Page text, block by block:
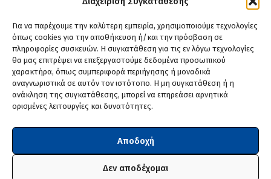
Για να παρέχουμε την καλύτερη εμπειρία, χρησιμοποιούμε τεχνολογίες
όπως cookies για την αποθήκευση ή/και την πρόσβαση σε
πληροφορίες συσκευών. Η συγκατάθεση για τις εν λόγω τεχνολογίες
θα μας επιτρέψει να επεξεργαστούμε δεδομένα προσωπικού
χαρακτήρα, όπως συμπεριφορά περιήγησης ή μοναδικά
αναγνωριστικά σε αυτόν τον ιστότοπο. Η μη συγκατάθεση ή η
ανάκληση της συγκατάθεσης, μπορεί να επηρεάσει αρνητικά
ορισμένες λειτουργίες και δυνατότητες.
Αποδοχή
Δεν αποδέχομαι